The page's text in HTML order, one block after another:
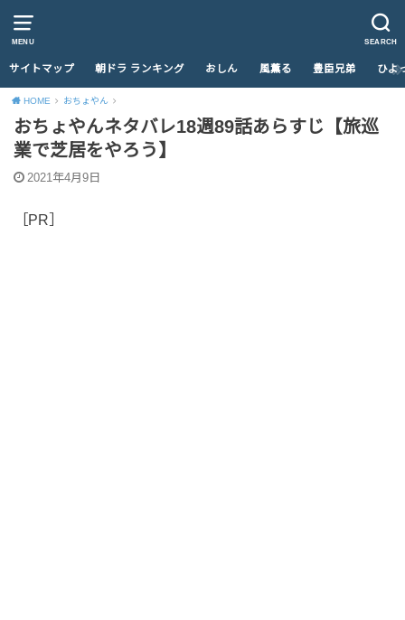
MENU SEARCH
サイトマップ 朝ドラ ランキング おしん 風薫る 豊臣兄弟 ひよ
HOME おちょやん
おちょやんネタバレ18週89話あらすじ【旅巡
業で芝居をやろう】
2021年4月9日
［PR］